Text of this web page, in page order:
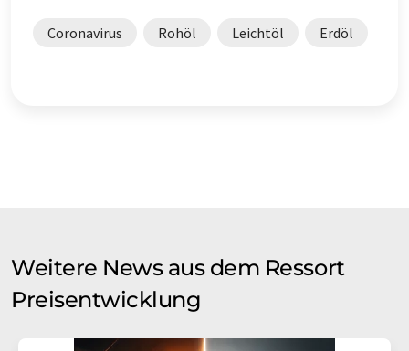
Coronavirus Rohöl Leichtöl Erdöl
Weitere News aus dem Ressort
Preisentwicklung